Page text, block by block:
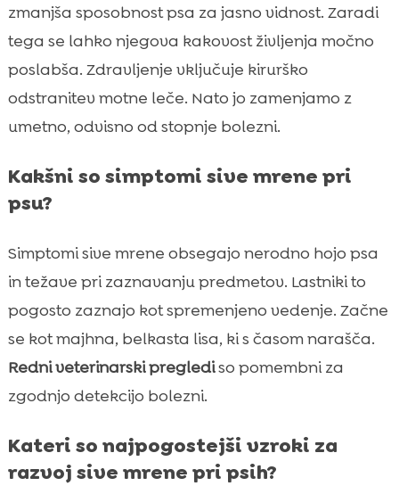
zmanjša sposobnost psa za jasno vidnost. Zaradi
tega se lahko njegova kakovost življenja močno
poslabša. Zdravljenje vključuje kirurško
odstranitev motne leče. Nato jo zamenjamo z
umetno, odvisno od stopnje bolezni.
Kakšni so simptomi sive mrene pri
psu?
Simptomi sive mrene obsegajo nerodno hojo psa
in težave pri zaznavanju predmetov. Lastniki to
pogosto zaznajo kot spremenjeno vedenje. Začne
se kot majhna, belkasta lisa, ki s časom narašča.
Redni veterinarski preglediso pomembni za
zgodnjo detekcijo bolezni.
Kateri so najpogostejši vzroki za
razvoj sive mrene pri psih?